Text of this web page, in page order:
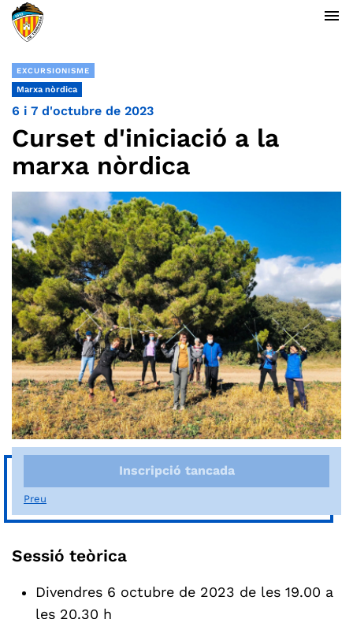
menu
EXCURSIONISME
Marxa nòrdica
6 i 7 d'octubre de 2023
Curset d'iniciació a la
marxa nòrdica
Inscripció tancada
Preu
Sessió teòrica
Divendres 6 octubre de 2023 de les 19.00 a
les 20.30 h